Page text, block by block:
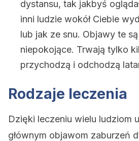
dystansu, tak jakbyś
inni ludzie wokół Ciebie
lub jak ze snu. Objawy te
niepokojące. Trwają tylko
przychodzą i odchodzą
Rodzaje leczenia
Dzięki leczeniu wielu ludziom
głównym objawom zaburzeń